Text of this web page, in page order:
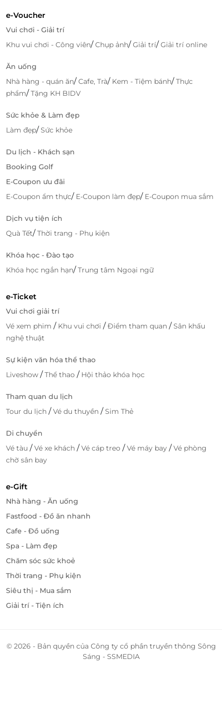
e-Voucher
Vui chơi - Giải trí
Khu vui chơi - Công viên/Chụp ảnh/Giải trí/Giải trí online
Ăn uống
Nhà hàng - quán ăn/Cafe, Trà/ Kem - Tiệm bánh/Thực
phẩm/Tặng KH BIDV
Sức khỏe & Làm đẹp
Làm đẹp/Sức khỏe
Du lịch - Khách sạn
Booking Golf
E-Coupon ưu đãi
E-Coupon ẩm thực/ E-Coupon làm đẹp/ E-Coupon mua sắm
Dịch vụ tiện ích
Quà Tết/Thời trang - Phụ kiện
Khóa học - Đào tạo
Khóa học ngắn hạn/Trung tâm Ngoại ngữ
e-Ticket
Vui chơi giải trí
Vé xem phim / Khu vui chơi /Điểm tham quan /Sân khấu
nghệ thuật
Sự kiện văn hóa thể thao
Liveshow /Thể thao / Hội thảo khóa học
Tham quan du lịch
Tour du lịch /Vé du thuyền /Sim Thẻ
Di chuyển
Vé tàu /Vé xe khách /Vé cáp treo /Vé máy bay /Vé phòng
chờ sân bay
e-Gift
Nhà hàng - Ăn uống
Fastfood - Đồ ăn nhanh
Cafe - Đồ uống
Spa - Làm đẹp
Chăm sóc sức khoẻ
Thời trang - Phụ kiện
Siêu thị - Mua sắm
Giải trí - Tiện ích
© 2026 - Bản quyền của Công ty cổ phần truyền thông Sông
Sáng - SSMEDIA